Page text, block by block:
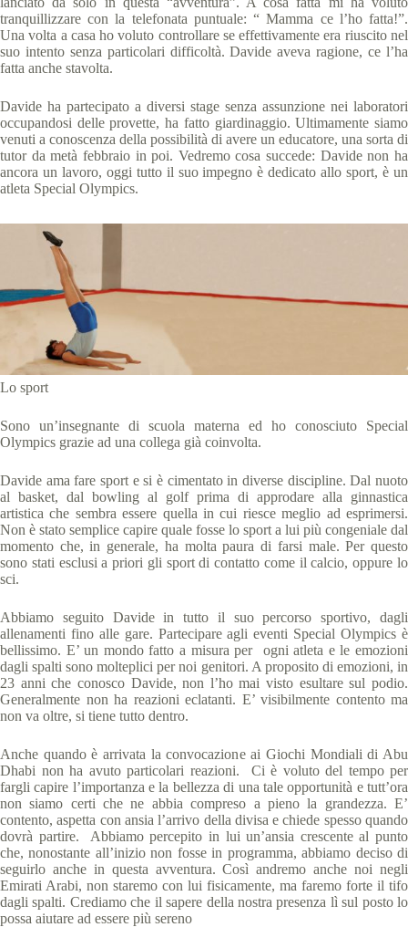
tranquillizzare con la telefonata puntuale: “ Mamma ce l’ho fatta!”.
Una volta a casa ho voluto controllare se effettivamente era riuscito nel
suo intento senza particolari difficoltà. Davide aveva ragione, ce l’ha
fatta anche stavolta.
Davide ha partecipato a diversi stage senza assunzione nei laboratori
occupandosi delle provette, ha fatto giardinaggio. Ultimamente siamo
venuti a conoscenza della possibilità di avere un educatore, una sorta di
tutor da metà febbraio in poi. Vedremo cosa succede: Davide non ha
ancora un lavoro, oggi tutto il suo impegno è dedicato allo sport, è un
atleta Special Olympics.
Lo sport
Sono un’insegnante di scuola materna ed ho conosciuto Special
Olympics grazie ad una collega già coinvolta.
Davide ama fare sport e si è cimentato in diverse discipline. Dal nuoto
al basket, dal bowling al golf prima di approdare alla ginnastica
artistica che sembra essere quella in cui riesce meglio ad esprimersi.
Non è stato semplice capire quale fosse lo sport a lui più congeniale dal
momento che, in generale, ha molta paura di farsi male. Per questo
sono stati esclusi a priori gli sport di contatto come il calcio, oppure lo
sci.
Abbiamo seguito Davide in tutto il suo percorso sportivo, dagli
allenamenti fino alle gare. Partecipare agli eventi Special Olympics è
bellissimo. E’ un mondo fatto a misura per ogni atleta e le emozioni
dagli spalti sono molteplici per noi genitori. A proposito di emozioni, in
23 anni che conosco Davide, non l’ho mai visto esultare sul podio.
Generalmente non ha reazioni eclatanti. E’ visibilmente contento ma
non va oltre, si tiene tutto dentro.
Anche quando è arrivata la convocazione ai Giochi Mondiali di Abu
Dhabi non ha avuto particolari reazioni. Ci è voluto del tempo per
fargli capire l’importanza e la bellezza di una tale opportunità e tutt’ora
non siamo certi che ne abbia compreso a pieno la grandezza. E’
contento, aspetta con ansia l’arrivo della divisa e chiede spesso quando
dovrà partire. Abbiamo percepito in lui un’ansia crescente al punto
che, nonostante all’inizio non fosse in programma, abbiamo deciso di
seguirlo anche in questa avventura. Così andremo anche noi negli
Emirati Arabi, non staremo con lui fisicamente, ma faremo forte il tifo
dagli spalti. Crediamo che il sapere della nostra presenza lì sul posto lo
possa aiutare ad essere più sereno